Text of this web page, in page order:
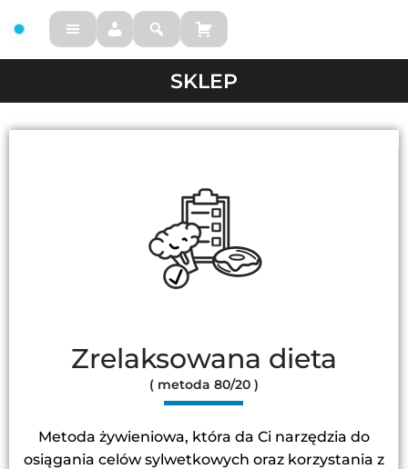
FM
SKLEP
Zrelaksowana dieta
( metoda 80/20 )
Metoda żywieniowa, która da Ci narzędzia do
osiągania celów sylwetkowych oraz korzystania z